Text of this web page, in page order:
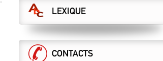
LA DIRECTION VEUT DES ASCT AU
DCI sécurité
16.07.2026
LEXIQUE
CONTACTS